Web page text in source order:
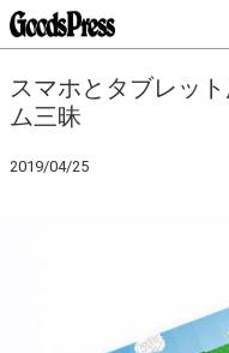
スマホとタブレッ
ム三昧
2019/04/25